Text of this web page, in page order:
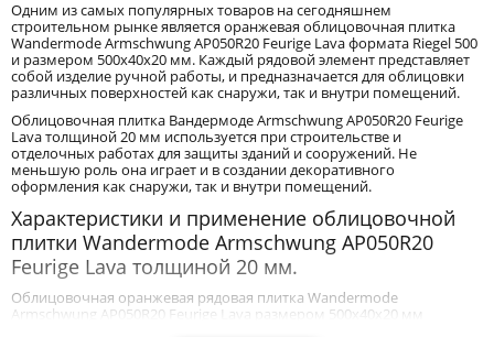
Одним из самых популярных товаров на сегодняшнем
строительном рынке является оранжевая облицовочная плитка
Wandermode Armschwung AP050R20 Feurige Lava формата Riegel 500
и размером 500x40x20 мм. Каждый рядовой элемент представляет
собой изделие ручной работы, и предназначается для облицовки
различных поверхностей как снаружи, так и внутри помещений.
Облицовочная плитка Вандермоде Armschwung AP050R20 Feurige
Lava толщиной 20 мм используется при строительстве и
отделочных работах для защиты зданий и сооружений. Не
меньшую роль она играет и в создании декоративного
оформления как снаружи, так и внутри помещений.
Характеристики и применение облицовочной
плитки Wandermode Armschwung AP050R20
Feurige Lava толщиной 20 мм.
Облицовочная оранжевая рядовая плитка Wandermode
Armschwung AP050R20 Feurige Lava размером 500x40x20 мм